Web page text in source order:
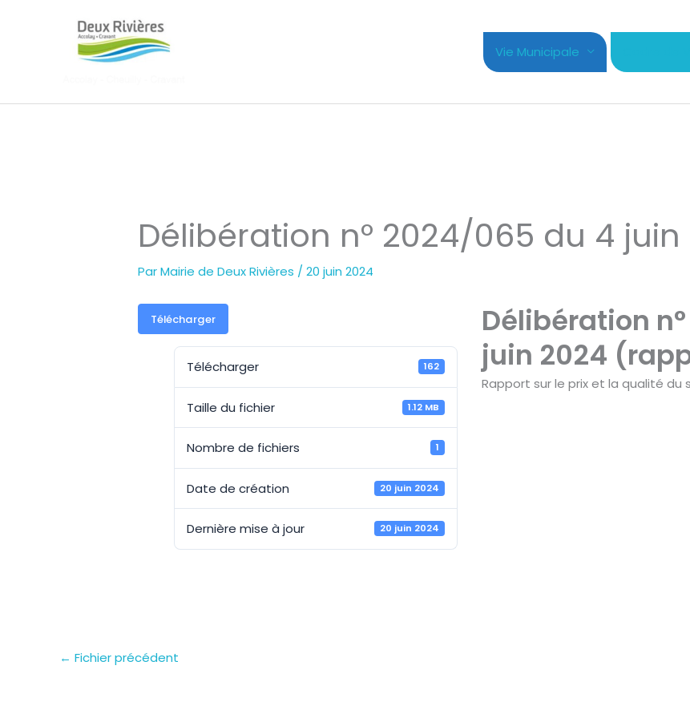
Vie Municipale
Délibération n° 2024/065 du 4
ParMairie de Deux Rivières /20 juin 2024
Télécharger
Télécharger 162
Taille du fichier 1.12 MB
Nombre de fichiers 1
Date de création 20 juin 2024
Dernière mise à jour 20 juin 2024
Délibération
juin 2024
Rapport sur le prix et la qualité du
← Fichier précédent